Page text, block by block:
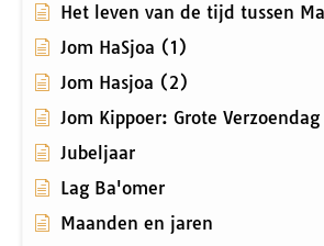
Het leven van de tijd tussen
Jom HaSjoa (1)
Jom Hasjoa (2)
Jom Kippoer: Grote Verzoendag
Jubeljaar
Lag Ba'omer
Maanden en jaren